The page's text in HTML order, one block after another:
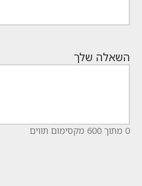
השאלה שלך
0 מתוך 600 מקסימום תווים